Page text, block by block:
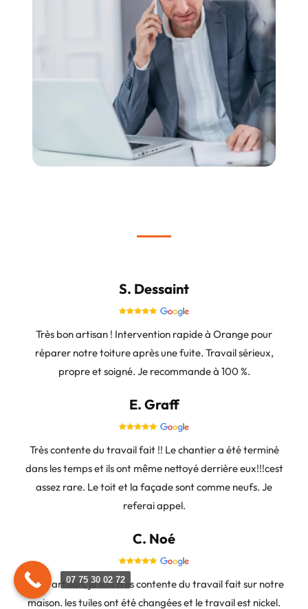
S. Dessaint
Très bon artisan ! Intervention rapide à Orange pour
réparer notre toiture après une fuite. Travail sérieux,
propre et soigné. Je recommande à 100 %.
E. Graff
Très contente du travail fait !! Le chantier a été terminé
dans les temps et ils ont même nettoyé derrière eux!!!cest
assez rare. Le toit et la façade sont comme neufs. Je
referai appel.
C. Noé
super artisan, je suis tres contente du travail fait sur notre
maison. les tuiles ont été changées et le travail est nickel.
07 75 30 02 72